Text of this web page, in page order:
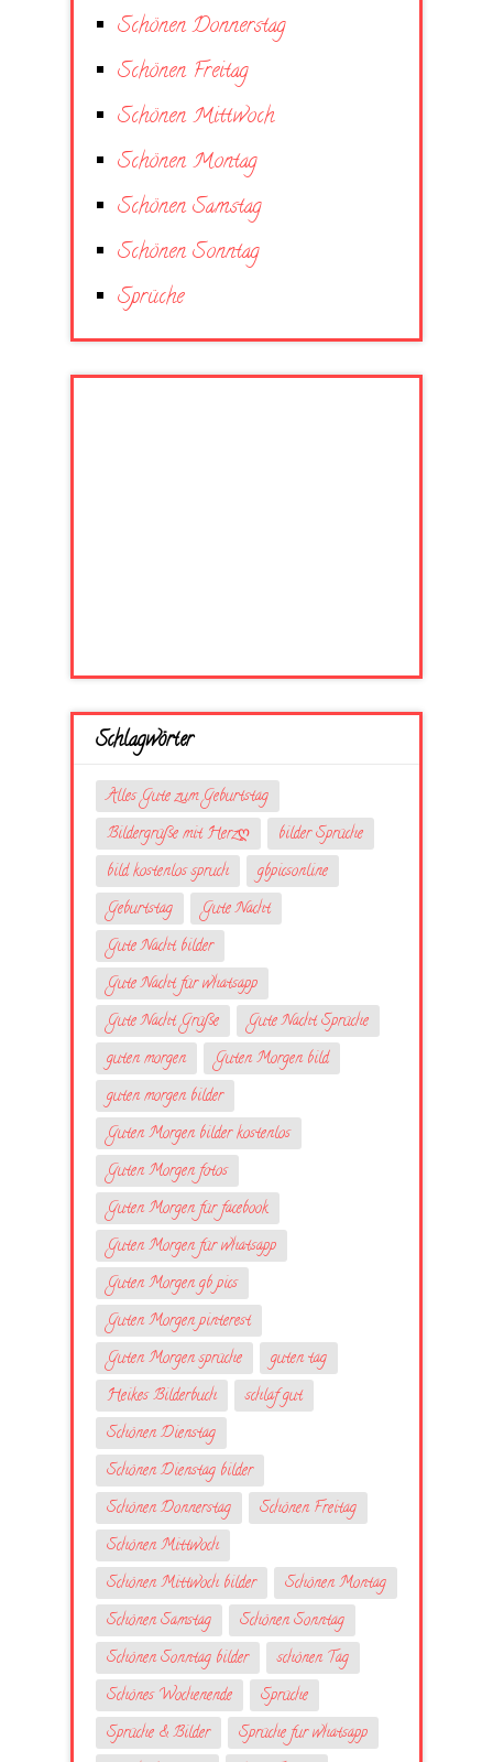
Schönen Donnerstag
Schönen Freitag
Schönen Mittwoch
Schönen Montag
Schönen Samstag
Schönen Sonntag
Sprüche
Schlagwörter
Alles Gute zum Geburtstag
Bildergrüße mit Herzღ
bilder Sprüche
bild kostenlos spruch
gbpicsonline
Geburtstag
Gute Nacht
Gute Nacht bilder
Gute Nacht für whatsapp
Gute Nacht Grüße
Gute Nacht Sprüche
guten morgen
Guten Morgen bild
guten morgen bilder
Guten Morgen bilder kostenlos
Guten Morgen fotos
Guten Morgen für facebook
Guten Morgen für whatsapp
Guten Morgen gb pics
Guten Morgen pinterest
Guten Morgen sprüche
guten tag
Heikes Bilderbuch
schlaf gut
Schönen Dienstag
Schönen Dienstag bilder
Schönen Donnerstag
Schönen Freitag
Schönen Mittwoch
Schönen Mittwoch bilder
Schönen Montag
Schönen Samstag
Schönen Sonntag
Schönen Sonntag bilder
schönen Tag
Schönes Wochenende
Sprüche
Sprüche & Bilder
Sprüche fur whatsapp